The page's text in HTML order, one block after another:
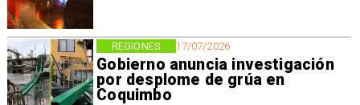
17/07/2026
Gobierno anuncia investigación
por desplome de grúa en
Coquimbo
REGIONES